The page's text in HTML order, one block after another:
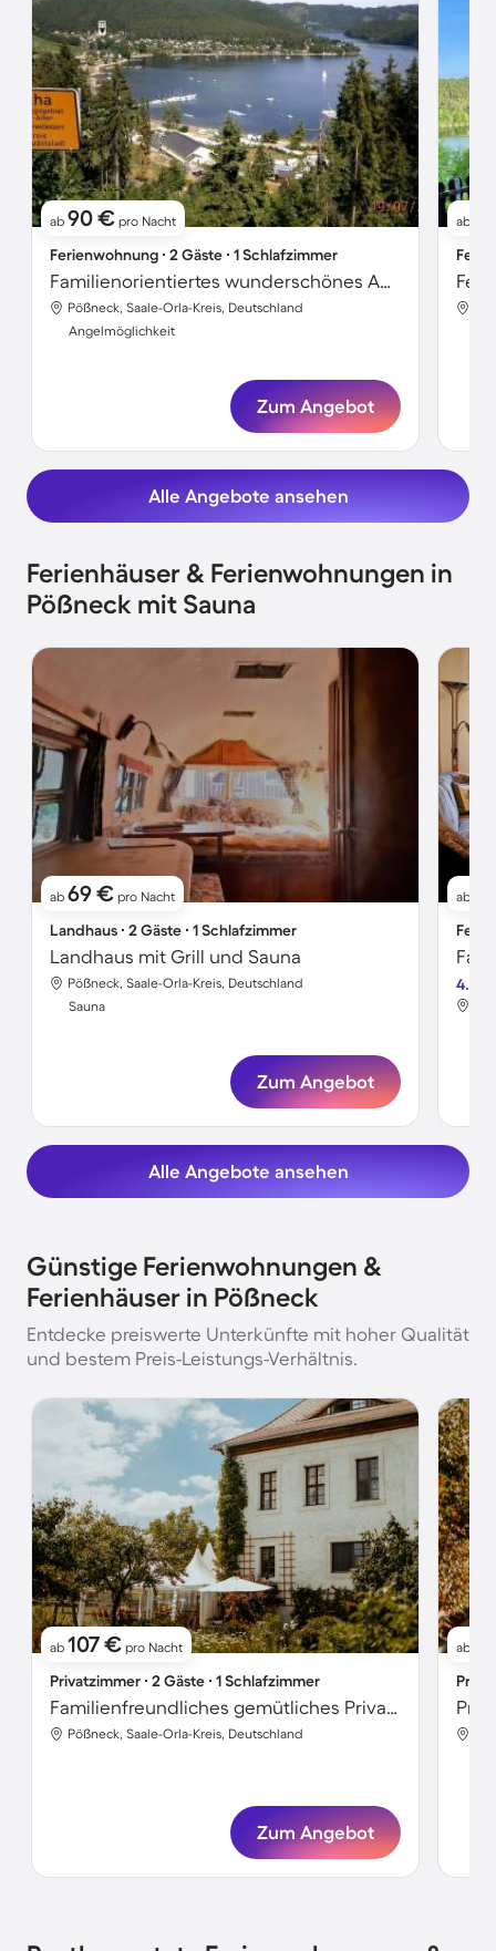
ab 90 € pro Nacht
Ferienwohnung ∙ 2 Gäste ∙ 1 Schlafzimmer
Familienorientiertes wunderschönes Apartment mit Sauna, Garten und Terrasse | Seeblick | Haustiere erlaubt
Pößneck, Saale-Orla-Kreis, Deutschland
Angelmöglichkeit
Zum Angebot
ab
Alle Angebote ansehen
Ferienhäuser & Ferienwohnungen in
Pößneck mit Sauna
ab 69 € pro Nacht
Landhaus ∙ 2 Gäste ∙ 1 Schlafzimmer
Landhaus mit Grill und Sauna
Pößneck, Saale-Orla-Kreis, Deutschland
Sauna
Zum Angebot
ab
4.6
Alle Angebote ansehen
Günstige Ferienwohnungen &
Ferienhäuser in Pößneck
Entdecke preiswerte Unterkünfte mit hoher Qualität
und bestem Preis-Leistungs-Verhältnis.
ab 107 € pro Nacht
Privatzimmer ∙ 2 Gäste ∙ 1 Schlafzimmer
Familienfreundliches gemütliches Privatzimmer mit Grill | Panoramablick
Pößneck, Saale-Orla-Kreis, Deutschland
Zum Angebot
ab